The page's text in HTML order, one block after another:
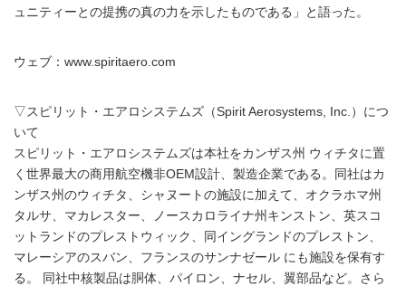
ュニティーとの提携の真の力を示したものである」と語った。
ウェブ：www.spiritaero.com
▽スピリット・エアロシステムズ（Spirit Aerosystems, Inc.）につ
いて
スピリット・エアロシステムズは本社をカンザス州 ウィチタに置
く世界最大の商用航空機非OEM設計、製造企業である。同社はカ
ンザス州のウィチタ、シャヌートの施設に加えて、オクラホマ州
タルサ、マカレスター、ノースカロライナ州キンストン、英スコ
ットランドのプレストウィック、同イングランドのプレストン、
マレーシアのスバン、フランスのサンナゼール にも施設を保有す
る。 同社中核製品は胴体、パイロン、ナセル、翼部品など。さら